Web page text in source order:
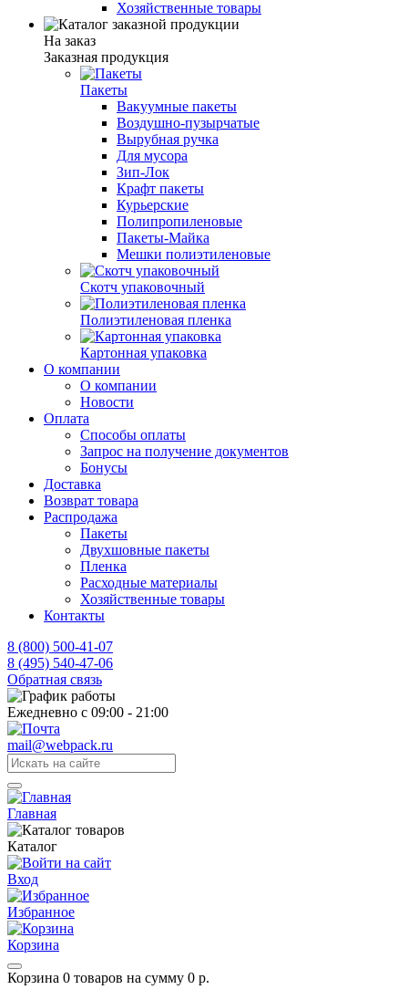
Хозяйственные товары
На заказ
Заказная продукция
Пакеты
Вакуумные пакеты
Воздушно-пузырчатые
Вырубная ручка
Для мусора
Зип-Лок
Крафт пакеты
Курьерские
Полипропиленовые
Пакеты-Майка
Мешки полиэтиленовые
Скотч упаковочный
Полиэтиленовая пленка
Картонная упаковка
О компании
О компании
Новости
Оплата
Способы оплаты
Запрос на получение документов
Бонусы
Доставка
Возврат товара
Распродажа
Пакеты
Двухшовные пакеты
Пленка
Расходные материалы
Хозяйственные товары
Контакты
8 (800) 500-41-07
8 (495) 540-47-06
Обратная связь
Ежедневно с 09:00 - 21:00
mail@webpack.ru
Главная
Каталог
Вход
Избранное
Корзина
Корзина 0 товаров на сумму 0 р.